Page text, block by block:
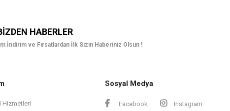
HABERLER
İndirim ve Fırsatlardan İlk Sizin Haberiniz Olsun !
Hizmetleri
Sosyal Medya
Facebook Instagram